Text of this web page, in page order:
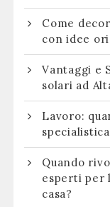
Come
con idee
Vantaggi e
solari ad
Lavoro:
Quando
esperti per
casa?